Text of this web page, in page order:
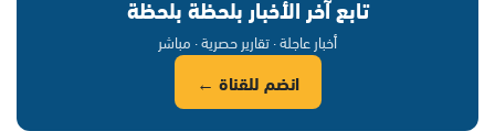
تابع آخر الأخبار بلحظة بلحظة
أخبار عاجلة · تقارير حصرية · مباشر
انضم للقناة ←